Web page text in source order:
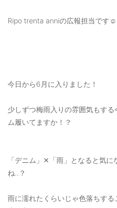
KNIT : ニット
LADIES : レディース
DENIM : デニム
PANTS/SKIRT : パンツ
OUTERS : アウター
Ripo trenta anniの広報担当です☺
今日から6月に入りました！
少しずつ梅雨入りの雰囲気もす
ム履いてますか！？
「デニム」✕「雨」となると気
ね‥？
雨に濡れたくらいじゃ色落ちす